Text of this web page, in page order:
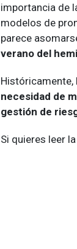
importancia de
modelos de
parece
verano del
necesidad de
gestión de
Si quieres leer